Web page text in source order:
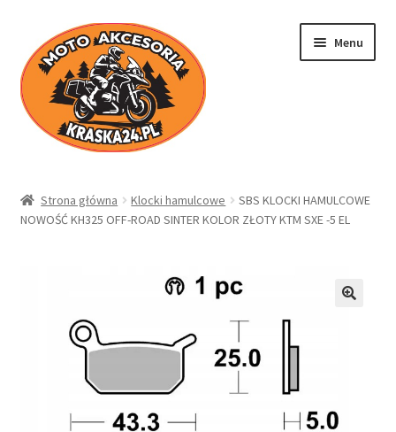
Przejdź
do
nawigacji
Przejdź
do
treści
Menu
Sklep
Moje konto
Polityka prywatności
Strona główna Klocki hamulcowe
SBS KLOCKI HAMULCOWE
NOWOŚĆ KH325 OFF-ROAD SINTER KOLOR ZŁOTY KTM SXE -5 EL